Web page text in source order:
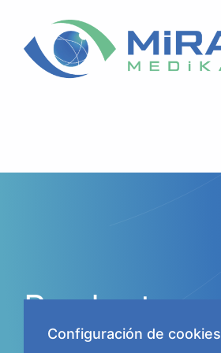
Productos
Configuración de cookies